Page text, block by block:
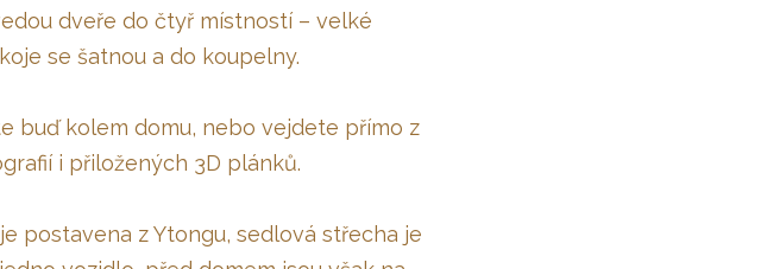
dveře do čtyř místností – velké
se šatnou a do koupelny.
buď kolem domu, nebo vejdete přímo z
i přiložených 3D plánků.
postavena z Ytongu, sedlová střecha je